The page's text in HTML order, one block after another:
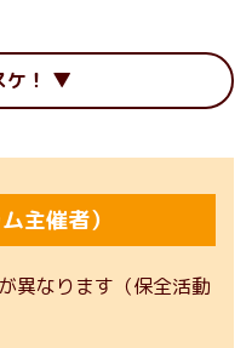
！
主催者）
異なります（保全活動